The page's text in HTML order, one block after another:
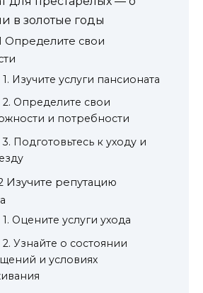
в золотые годы
Определите свои
1. Изучите услуги пансионата
2. Определите свои
и потребности
3. Подготовьтесь к уходу и
Изучите репутацию
1. Оцените услуги ухода
2. Узнайте о состоянии
и условиях